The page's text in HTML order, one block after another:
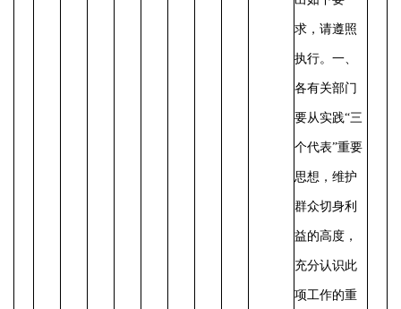
求，请遵照
执行。 一、
各有关部门
要从实践“三
个代表”重要
思想，维护
群众切身利
益的高度，
充分认识此
项工作的重